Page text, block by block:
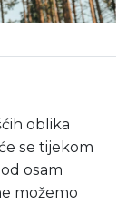
oblika
se tijekom
osam
možemo